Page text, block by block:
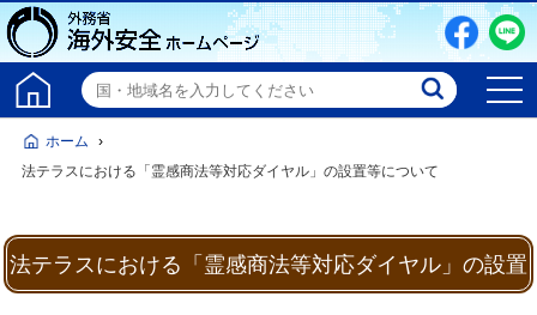
ホーム
法テラスにおける「霊感商法等対応ダイヤル」の設置等について
法テラスにおける「霊感商法等対応ダイヤル」の設置